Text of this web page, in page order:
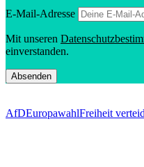
E‑Mail-Adresse
Mit unseren
einverstanden.
AfDEuropawahlFreiheit